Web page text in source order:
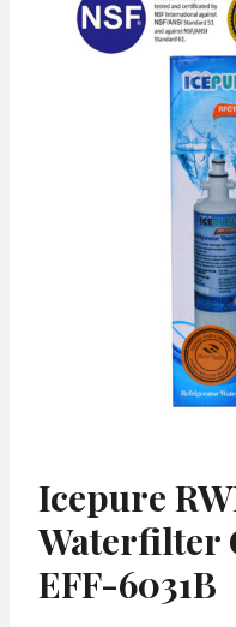
Icepure
Waterfilter
EFF-6031B